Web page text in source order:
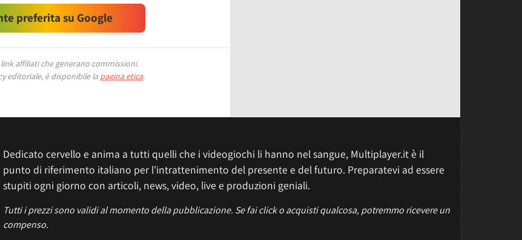
preferita su Google
affiliati che generano commissioni.
editoriale, è disponibile la pagina etica.
Dedicato cervello e anima a tutti quelli che i videogiochi li hanno nel sangue, Multiplayer.it è il
punto di riferimento italiano per l'intrattenimento del presente e del futuro. Preparatevi ad essere
stupiti ogni giorno con articoli, news, video, live e produzioni geniali.
Tutti i prezzi sono validi al momento della pubblicazione. Se fai click o acquisti qualcosa, potremmo ricevere un
compenso.